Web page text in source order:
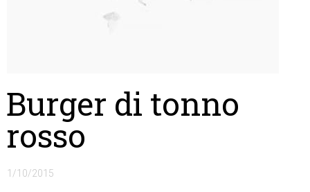
Burger di tonno
rosso
1/10/2015